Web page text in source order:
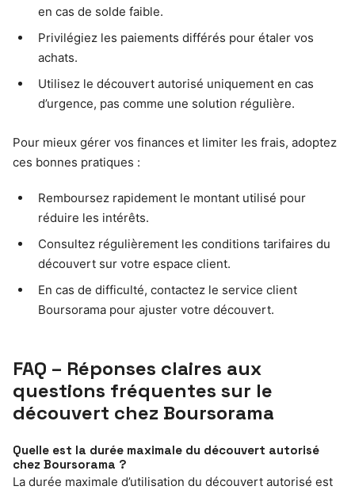
en cas de solde faible.
Privilégiez les paiements différés pour étaler vos
achats.
Utilisez le découvert autorisé uniquement en cas
d’urgence, pas comme une solution régulière.
Pour mieux gérer vos finances et limiter les frais, adoptez
ces bonnes pratiques :
Remboursez rapidement le montant utilisé pour
réduire les intérêts.
Consultez régulièrement les conditions tarifaires du
découvert sur votre espace client.
En cas de difficulté, contactez le service client
Boursorama pour ajuster votre découvert.
FAQ – Réponses claires aux
questions fréquentes sur le
découvert chez Boursorama
Quelle est la durée maximale du découvert autorisé
chez Boursorama ?
La durée maximale d’utilisation du découvert autorisé est